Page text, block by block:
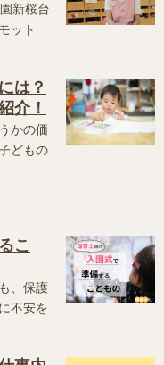
新桜台
ット
は？
介！
かの価
どもの
こ
、保護
不安を